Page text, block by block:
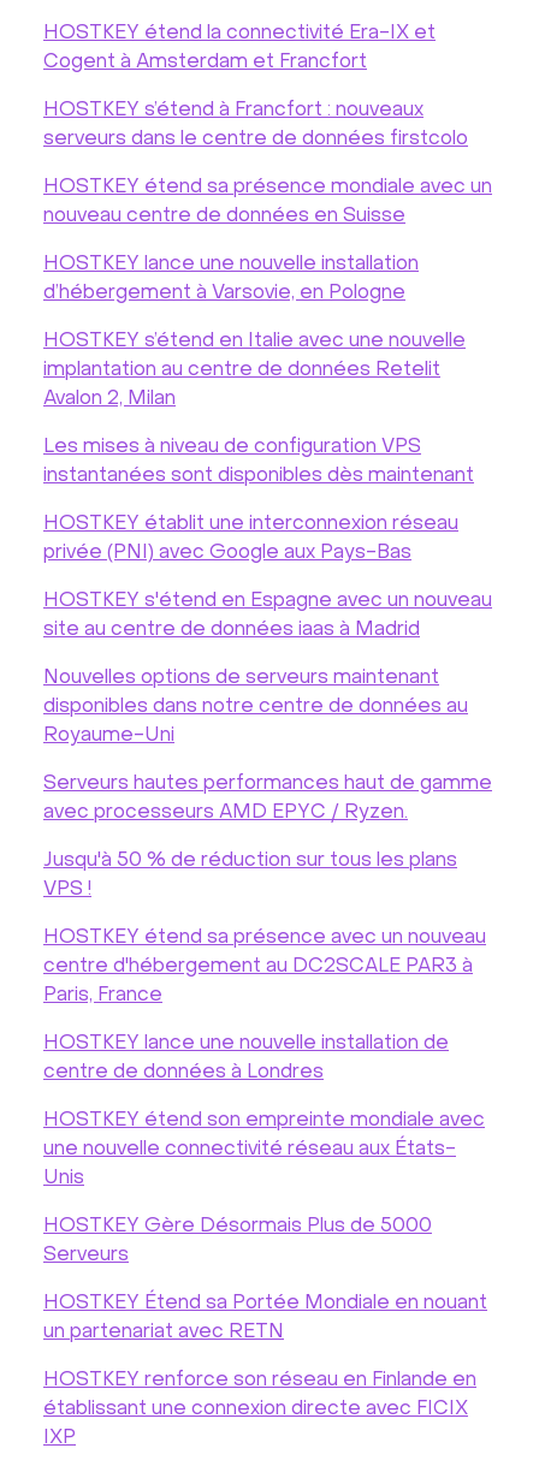
HOSTKEY étend la connectivité Era-IX et
Cogent à Amsterdam et Francfort
HOSTKEY s’étend à Francfort : nouveaux
serveurs dans le centre de données firstcolo
HOSTKEY étend sa présence mondiale avec un
nouveau centre de données en Suisse
HOSTKEY lance une nouvelle installation
d’hébergement à Varsovie, en Pologne
HOSTKEY s’étend en Italie avec une nouvelle
implantation au centre de données Retelit
Avalon 2, Milan
Les mises à niveau de configuration VPS
instantanées sont disponibles dès maintenant
HOSTKEY établit une interconnexion réseau
privée (PNI) avec Google aux Pays-Bas
HOSTKEY s'étend en Espagne avec un nouveau
site au centre de données iaas à Madrid
Nouvelles options de serveurs maintenant
disponibles dans notre centre de données au
Royaume-Uni
Serveurs hautes performances haut de gamme
avec processeurs AMD EPYC / Ryzen.
Jusqu'à 50 % de réduction sur tous les plans
VPS !
HOSTKEY étend sa présence avec un nouveau
centre d'hébergement au DC2SCALE PAR3 à
Paris, France
HOSTKEY lance une nouvelle installation de
centre de données à Londres
HOSTKEY étend son empreinte mondiale avec
une nouvelle connectivité réseau aux États-
Unis
HOSTKEY Gère Désormais Plus de 5000
Serveurs
HOSTKEY Étend sa Portée Mondiale en nouant
un partenariat avec RETN
HOSTKEY renforce son réseau en Finlande en
établissant une connexion directe avec FICIX
IXP